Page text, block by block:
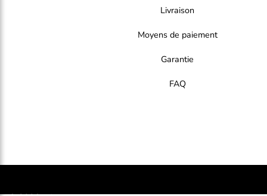
Livraison
Moyens de paiement
Garantie
FAQ